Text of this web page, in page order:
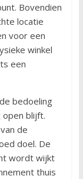
Bovendien
locatie
voor een
winkel
een
bedoeling
blijft.
de
doel. De
wordt wijkt
thuis